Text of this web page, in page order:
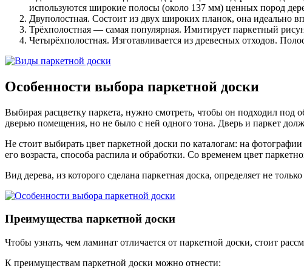
используются широкие полосы (около 137 мм) ценных пород
Двуполостная. Состоит из двух широких планок, она идеально
Трёхполостная — самая популярная. Имитирует паркетный
Четырёхполостная. Изготавливается из древесных отходов.
Особенности выбора паркетной доски
Выбирая расцветку паркета, нужно смотреть, чтобы он подходил под
дверью помещения, но не было с ней одного тона. Дверь и паркет
Не стоит выбирать цвет паркетной доски по каталогам: на
его возраста, способа распила и обработки. Со временем цвет
Вид дерева, из которого сделана паркетная доска, определяет не
Преимущества паркетной доски
Чтобы узнать, чем ламинат отличается от паркетной доски, стоит
К преимуществам паркетной доски можно отнести: